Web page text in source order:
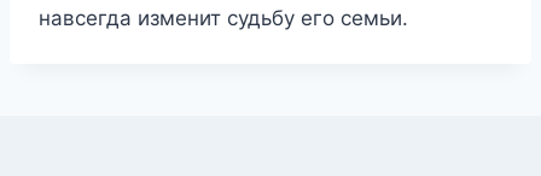
навсегда изменит судьбу его семьи.